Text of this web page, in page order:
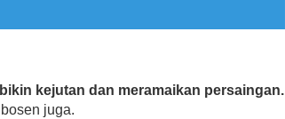
kejutan dan meramaikan persaingan.
juga.